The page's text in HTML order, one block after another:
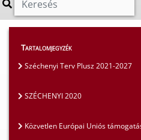
Szakmai tájékoztatók
SZÉCHENYI 2020
Tartalomjegyzék
Széchenyi Terv Plusz 2021-2027
SZÉCHENYI 2020
Közvetlen Európai Uniós